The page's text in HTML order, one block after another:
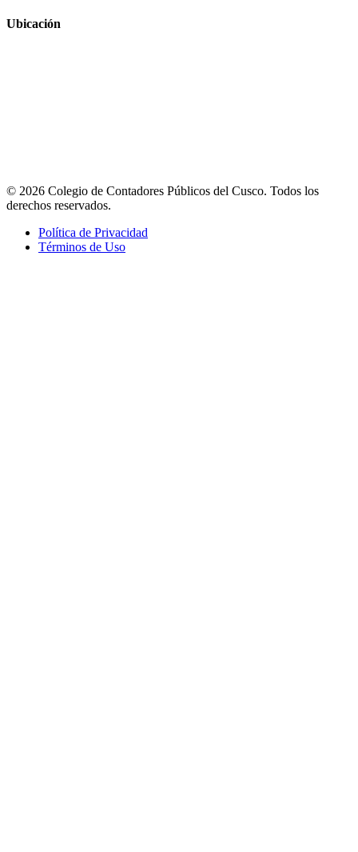
Ubicación
© 2026 Colegio de Contadores Públicos del Cusco. Todos los
derechos reservados.
Política de Privacidad
Términos de Uso